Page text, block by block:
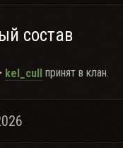
состав
kel_cull принят в клан.